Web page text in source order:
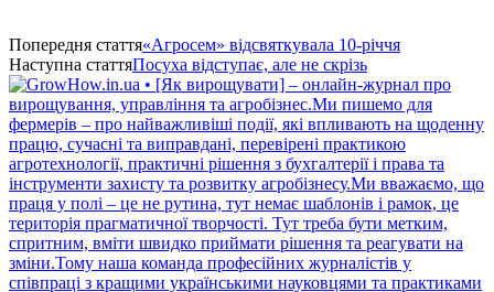
Попередня стаття«Агросем» відсвяткувала 10-річчя
Наступна статтяПосуха відступає, але не скрізь